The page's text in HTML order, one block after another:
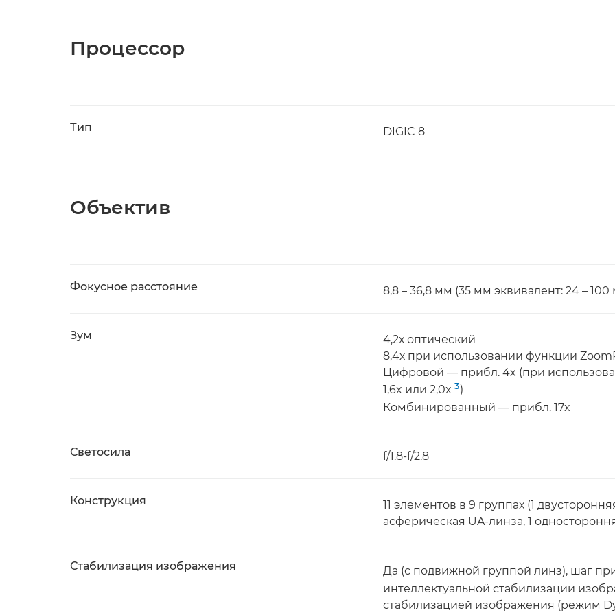
Процессор
Тип DIGIC 8
Объектив
Фокусное расстояние 8,8 – 36,8 мм (35 мм эквивалент: 24 –
Зум
4,2х оптический
8,4х при использовании функции
Цифровой — прибл. 4x (при
1,6x или 2,0x 3)
Комбинированный — прибл. 17x
Светосила f/1.8-f/2.8
Конструкция
11 элементов в 9 группах (1
асферическая UA-линза, 1
Стабилизация изображения
Да (с подвижной группой линз), шаг
интеллектуальной стабилизации
стабилизацией изображения (режим